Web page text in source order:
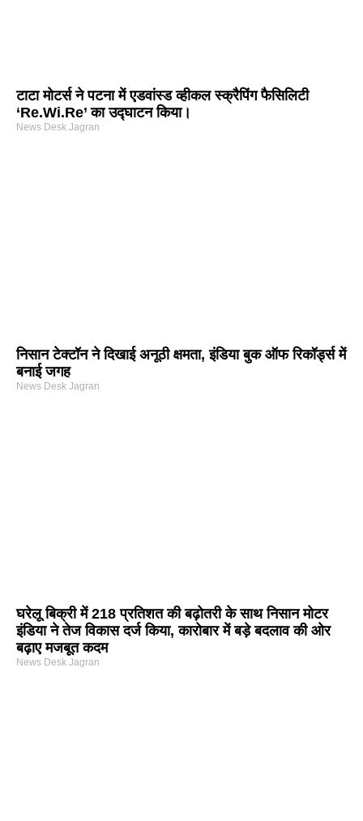
टाटा मोटर्स ने पटना में एडवांस्ड व्हीकल स्क्रैपिंग फैसिलिटी
‘Re.Wi.Re’ का उद्घाटन किया।
News Desk Jagran
निसान टेक्टॉन ने दिखाई अनूठी क्षमता, इंडिया बुक ऑफ रिकॉर्ड्स में
बनाई जगह
News Desk Jagran
घरेलू बिक्री में 218 प्रतिशत की बढ़ोतरी के साथ निसान मोटर
इंडिया ने तेज विकास दर्ज किया, कारोबार में बड़े बदलाव की ओर
बढ़ाए मजबूत कदम
News Desk Jagran